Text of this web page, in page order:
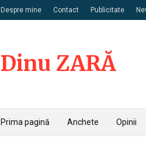
Despre mine Contact Publicitate
Dinu ZARĂ
Prima pagină Anchete Opinii